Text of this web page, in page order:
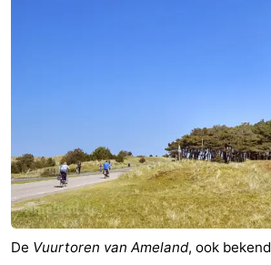
Rondvaarten
-
Boerderijen
-
De Vuurtoren van Ameland, ook